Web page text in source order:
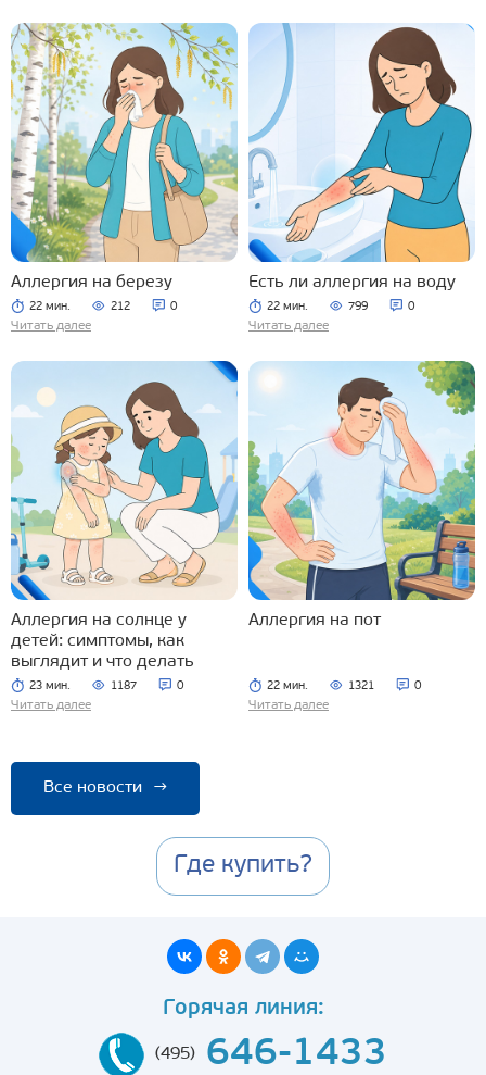
Аллергия на березу
22 мин. 212 0
Читать далее
Есть ли аллергия на воду
22 мин. 799 0
Читать далее
Аллергия на солнце у
детей: симптомы, как
выглядит и что делать
23 мин. 1187 0
Читать далее
Аллергия на пот
22 мин. 1321 0
Читать далее
Все новости →
Где купить?
Горячая линия:
(495) 646-1433